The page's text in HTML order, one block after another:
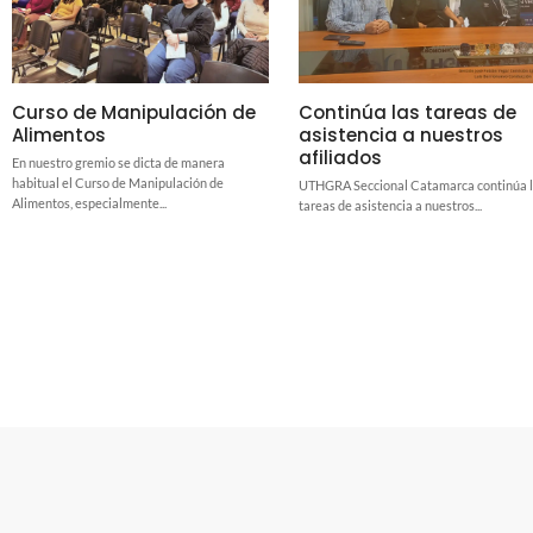
Curso de Manipulación de
Alimentos
En nuestro gremio se dicta de manera
habitual el Curso de Manipulación de
Alimentos, especialmente...
Continúa las tareas de
asistencia a nuestros
afiliados
UTHGRA Seccional Catamarca continúa
tareas de asistencia a nuestros...